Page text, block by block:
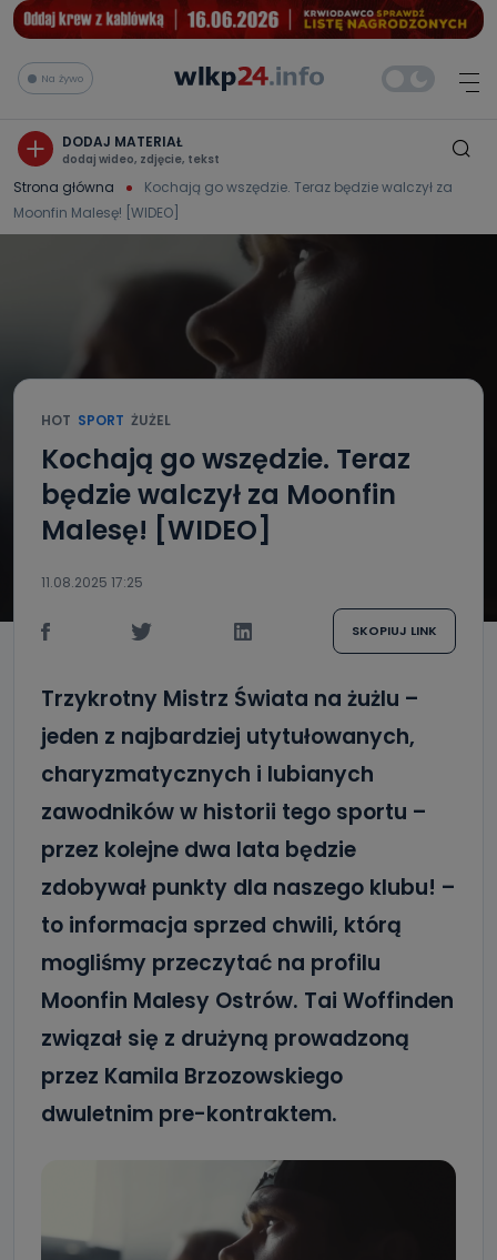
Na żywo
DODAJ MATERIAŁ
dodaj wideo, zdjęcie, tekst
Strona główna
Kochają go wszędzie. Teraz będzie walczył za
Moonfin Malesę! [WIDEO]
HOT SPORT ŻUŻEL
Kochają go wszędzie. Teraz
będzie walczył za Moonfin
Malesę! [WIDEO]
11.08.2025 17:25
SKOPIUJ LINK
Trzykrotny Mistrz Świata na żużlu –
jeden z najbardziej utytułowanych,
charyzmatycznych i lubianych
zawodników w historii tego sportu –
przez kolejne dwa lata będzie
zdobywał punkty dla naszego klubu! –
to informacja sprzed chwili, którą
mogliśmy przeczytać na profilu
Moonfin Malesy Ostrów. Tai Woffinden
związał się z drużyną prowadzoną
przez Kamila Brzozowskiego
dwuletnim pre-kontraktem.